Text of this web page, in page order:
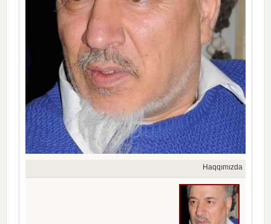
Haqqımızda